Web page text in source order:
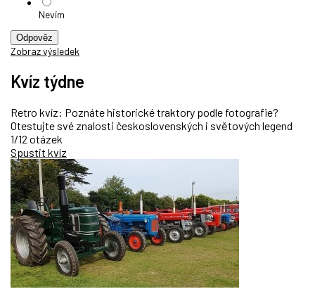
Nevím
Odpověz
Zobraz výsledek
Kvíz týdne
Retro kvíz: Poznáte historické traktory podle fotografie?
Otestujte své znalosti československých i světových legend
1/12 otázek
Spustit kvíz